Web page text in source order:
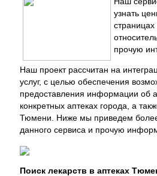
узнать
прочую
Наш проект рассчитан на
услуг, с целью обеспечения
предоставления информации об
конкретных аптеках города, а
Тюмени. Ниже мы приведем
данного сервиса и прочую
Поиск лекарств в аптеках